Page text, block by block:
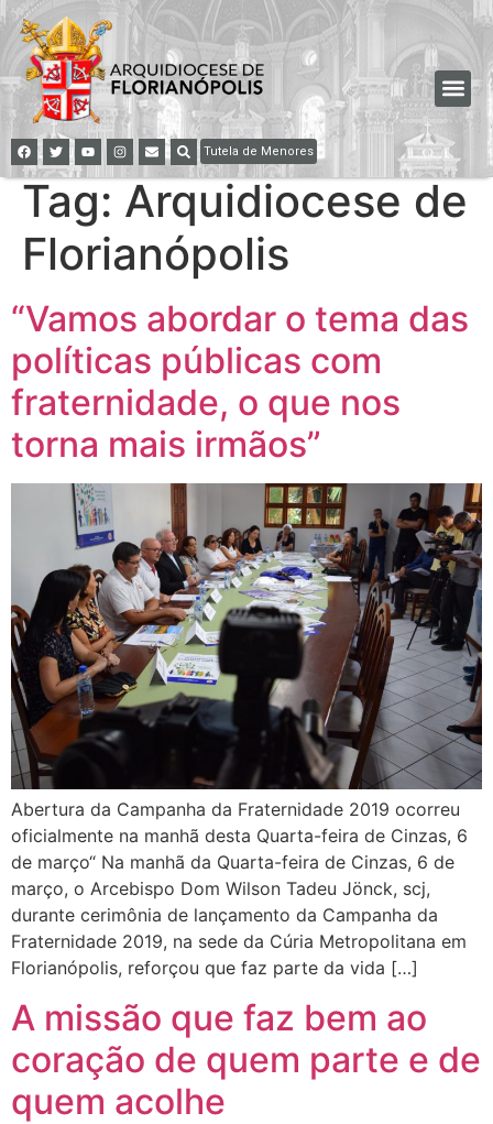
Tutela de Menores
Tag: Arquidiocese de
Florianópolis
“Vamos abordar o tema das
políticas públicas com
fraternidade, o que nos
torna mais irmãos”
Abertura da Campanha da Fraternidade 2019 ocorreu
oficialmente na manhã desta Quarta-feira de Cinzas, 6
de março“ Na manhã da Quarta-feira de Cinzas, 6 de
março, o Arcebispo Dom Wilson Tadeu Jönck, scj,
durante cerimônia de lançamento da Campanha da
Fraternidade 2019, na sede da Cúria Metropolitana em
Florianópolis, reforçou que faz parte da vida […]
A missão que faz bem ao
coração de quem parte e de
quem acolhe